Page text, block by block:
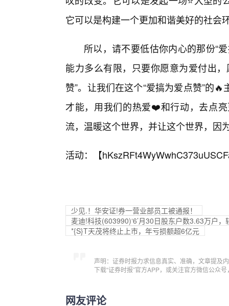
它可以是构建一个更加和谐美好的社会
所以，请不要低估你内心的那份“
能力多么有限，只要你愿意为爱付出
赞”。让我们在这个“爱搞为爱点赞”的
才能，用我们的热爱❤️和行动，去点
流，温暖这个世界，并让这个世界，因
活动：【
少见.！华安证!券一营业部员工被通报！
麦迪!科技(603990)‘6’月30日股东户数3.63万户
*{S}T天茂将终止上市，年亏损额超6亿元
声明：证券时报力求信息真实、准确，文章提及
下载“证券时报”官方APP，或关注官方微信公众
网友评论